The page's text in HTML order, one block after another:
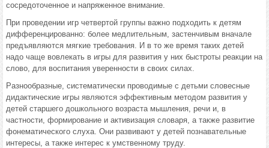
сосредоточенное и напряженное внимание.
При проведении игр четвертой группы важно подходить к детям
дифференцированно: более медлительным, застенчивым вначале
предъявляются мягкие требования. И в то же время таких детей
надо чаще вовлекать в игры для развития у них быстроты реакции на
слово, для воспитания уверенности в своих силах.
Разнообразные, систематически проводимые с детьми словесные
дидактические игры являются эффективным методом развития у
детей старшего дошкольного возраста мышления, речи и, в
частности, формирование и активизация словаря, а также развитие
фонематического слуха. Они развивают у детей познавательные
интересы, а также интерес к умственному труду.